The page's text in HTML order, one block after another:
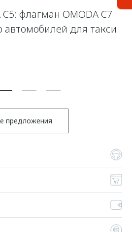
флагман OMODA C7
автомобилей для такси
предложения